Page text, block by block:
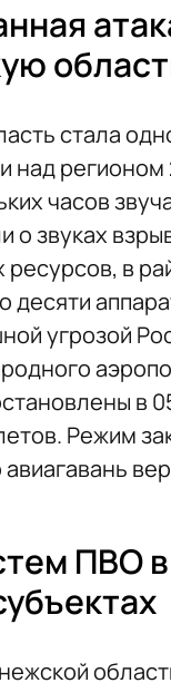
стала
над
часов
о звуках
в
десяти
угрозой
в
Режим
авиагавань
ПВО